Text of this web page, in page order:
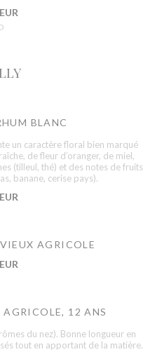
BLANC
un caractère floral bien marqué
de fleur d’oranger, de miel,
(tilleul, thé) et des notes de fruits
banane, cerise pays).
AGRICOLE
AGRICOLE, 12 ANS
du nez). Bonne longueur en
tout en apportant de la matière.